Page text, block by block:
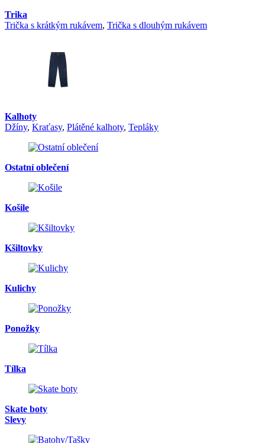
Trika
Trička s krátkým rukávem, Trička s dlouhým rukávem
Kalhoty
Džíny, Kraťasy, Plátěné kalhoty, Tepláky
Ostatní oblečení
Košile
Kšiltovky
Kulichy
Ponožky
Tílka
Skate boty
Slevy